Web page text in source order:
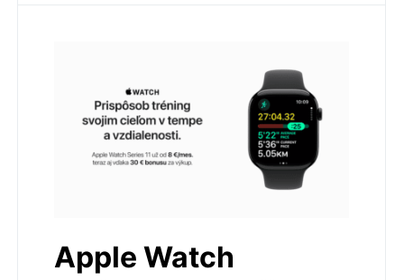
Apple Watch